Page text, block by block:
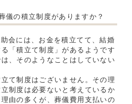
儀の積立制度がありますか？
会には、お金を積立てて、結婚
「積立て制度」があるようです
、そのようなことはしていない
て制度はございません。その理
制度は必要ないと考えているか
由の多くが、葬儀費用支払いの